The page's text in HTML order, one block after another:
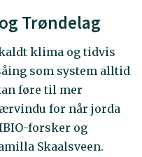
Trøndelag
klima og tidvis
som system alltid
føre til mer
for når jorda
forsker og
Skaalsveen.